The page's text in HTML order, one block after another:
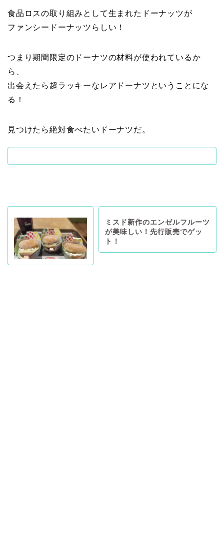
食品ロスの取り組みとして生まれたドーナッツが
ファンシードーナッツらしい！
つまり期間限定のドーナツの材料が使われているか
ら、
出会えたら超ラッキーなレアドーナツということにな
る！
見つけたら絶対食べたいドーナツだ。
ミスド新作のエンゼルフルーツ
が美味しい！先行販売でゲッ
ト！